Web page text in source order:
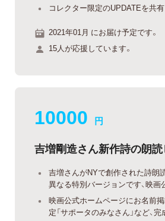
コレクター限定のUPDATEを共有
2021年01月 にお届け予定です。
15人が応援しています。
10000 円
吉増剛造さん新作詩の朗
吉増さんがNYで創作された詩朗
異なる特別バージョンです、映
映画公式ホームページにお名
定「サポータのみなさん」など、